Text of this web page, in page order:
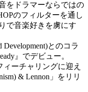
をドラマーならではの
のフィルターを通し
で音楽好きを虜にす
Development)とのコラ
』でデビュー。
ィーチャリングに迎え
& Lennon」をリリ